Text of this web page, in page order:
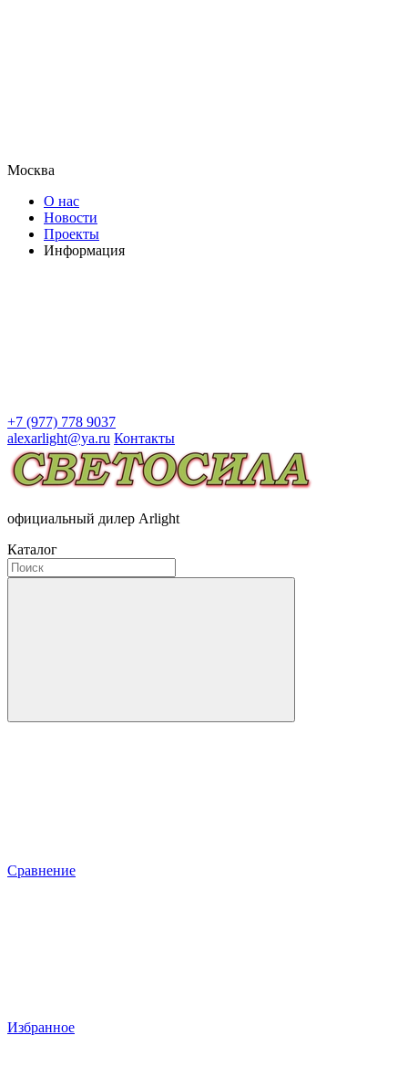
Москва
О нас
Новости
Проекты
Информация
+7 (977) 778 9037
alexarlight@ya.ru Контакты
официальный дилер Arlight
Каталог
Сравнение
Избранное